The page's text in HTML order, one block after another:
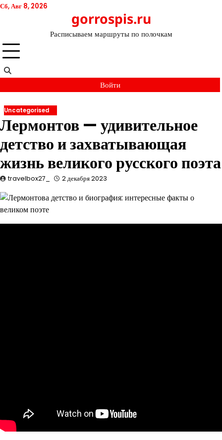
Перейти
Сб, Авг 8, 2026
gorrospis.ru
Расписываем маршруты по полочкам
Войти
Uncategorised
Лермонтов — удивительное
детство и захватывающая
жизнь великого русского поэта
travelbox27_ 2 декабря 2023